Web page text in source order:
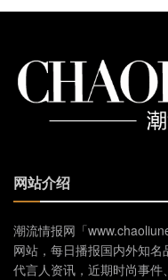
网站介绍
潮流情报网「
网站，每日播报国内外知
代言人资讯，近期时尚事件